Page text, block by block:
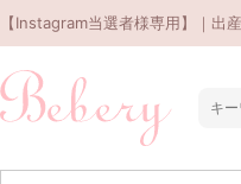
【Instagram当選者様専用】｜出